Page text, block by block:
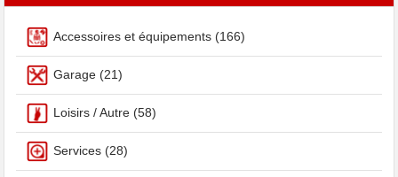
Accessoires et équipements (166)
Garage (21)
Loisirs / Autre (58)
Services (28)